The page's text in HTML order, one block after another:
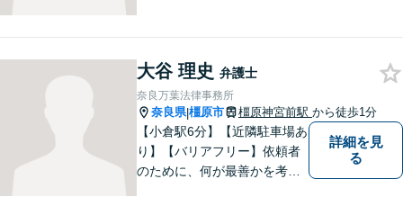
護士】地域密着型のアットホ
ームなリーガルサービスをご
提供させていただきます。
大谷 理史 弁護士
奈良万葉法律事務所
奈良県|橿原市 橿原神宮前駅 から徒歩1分
【小倉駅6分】【近隣駐車場あ
り】【バリアフリー】依頼者
のために、何が最善かを考
詳細を見
る